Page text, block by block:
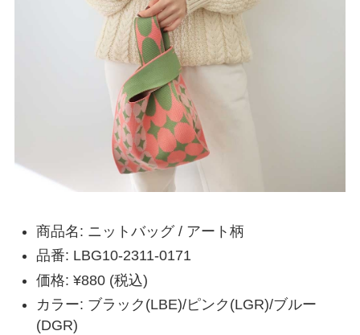
商品名: ニットバッグ / アート柄
品番: LBG10-2311-0171
価格: ¥880 (税込)
カラー: ブラック(LBE)/ピンク(LGR)/ブルー
(DGR)